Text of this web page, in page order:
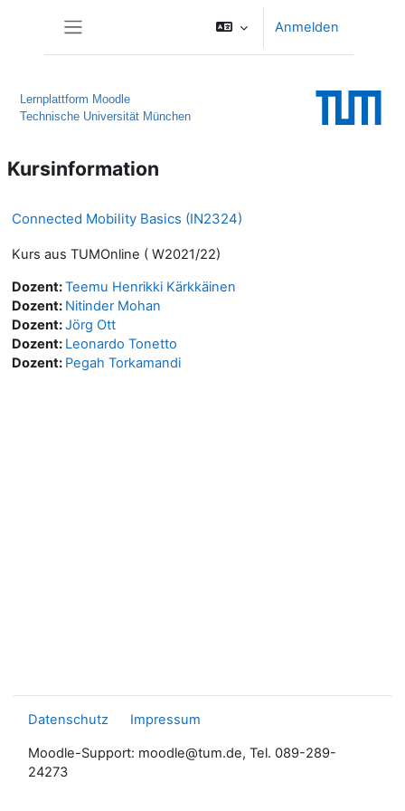
Anmelden
Lernplattform Moodle
Technische Universität München
Kursinformation
Connected Mobility Basics (IN2324)
Kurs aus TUMOnline ( W2021/22)
Dozent:Teemu Henrikki Kärkkäinen
Dozent: Nitinder Mohan
Dozent:Jörg Ott
Dozent: Leonardo Tonetto
Dozent: Pegah Torkamandi
Datenschutz Impressum
Moodle-Support: moodle@tum.de, Tel. 089-289-
24273